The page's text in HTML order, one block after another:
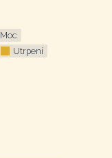
Moc
Utrpení